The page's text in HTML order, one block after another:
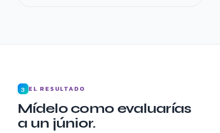
3 EL RESULTADO
Mídelo como evaluarías
a un júnior.